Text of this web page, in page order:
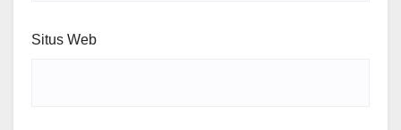
Situs Web